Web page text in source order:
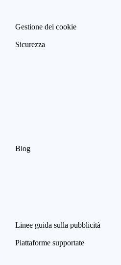
Gestione dei cookie
Sicurezza
Blog
Linee guida sulla pubblicità
Piattaforme supportate